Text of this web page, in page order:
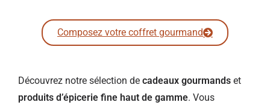
Composez votre coffret gourmand
Découvrez notre sélection de cadeaux gourmands et
produits d’épicerie fine haut de gamme. Vous